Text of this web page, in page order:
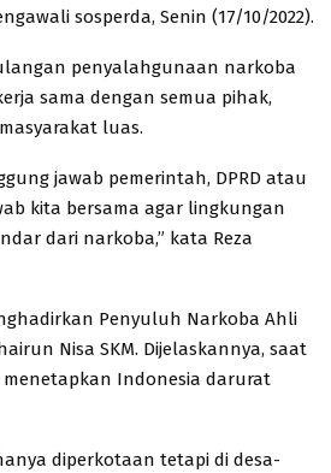
sosperda, Senin (17/10/2022).
penyalahgunaan narkoba
sama dengan semua pihak,
luas.
jawab pemerintah, DPRD atau
kita bersama agar lingkungan
dari narkoba,” kata Reza
Penyuluh Narkoba Ahli
Nisa SKM. Dijelaskannya, saat
Indonesia darurat
diperkotaan tetapi di desa-